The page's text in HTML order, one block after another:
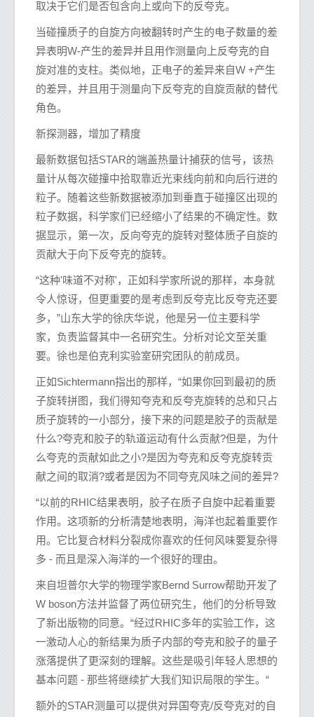
取决于它们是否包含向上或向下的反夸克。
当碰撞质子的自旋方向被翻转时产生的电子数量的差
异表明W-产生的差异并且用作测量向上反夸克的自
旋对准的支柱。类似地，正电子的差异来自W +产生
的差异，并且用于测量向下反夸克的自旋贡献的替代
角色。
新探测器，增加了精度
最新数据包括STAR的端盖热量计捕获的信号，该热
量计从每次碰撞中拾取靠近光束线向前和向后行进的
粒子。随着这些新数据被添加到垂直于碰撞区出现的
粒子数据，科学家们已经缩小了结果的不确定性。数
据显示，第一次，反向夸克的旋转对整体质子自旋的
贡献大于向下反夸克的旋转。
“这种'味道不对称'，正如科学家所说的那样，本身就
令人惊讶，但更重要的是考虑到反夸克比反夸克还要
多，”山东大学的徐庆华说，他是另一位主要科学
家，负责监督其中一名研究生。分析对论文至关重
要。徐也是伯克利实验室研究团队的前成员。
正如Sichtermann指出的那样，“如果你回到最初的质
子旋转拼图，我们得知夸克和反夸克旋转的总和只占
质子旋转的一小部分，接下来的问题是胶子的贡献是
什么?夸克和胶子的轨道运动有什么贡献?但是，为什
么夸克的贡献如此之小?是因为夸克和反夸克旋转贡
献之间的取消?或者是因为不同夸克风味之间的差异?
“以前的RHIC结果表明，胶子在质子自旋中起着重要
作用。这项新的分析清楚地表明，海洋也起着重要作
用。它比复合材料分裂成你喜欢的任何风味要复杂得
多 - 而且是深入海洋的一个很好的理由。
来自坦普尔大学的物理学家Bernd Surrow帮助开发了
W boson方法并监督了两位研究生，他们的分析导致
了新出版物的同意。“经过RHIC多年的实验工作，这
一激动人心的新结果为质子内部的夸克和胶子的量子
涨落提供了更深刻的理解。这些是吸引年轻人思想的
基本问题 - 那些将继续扩大我们知识局限的学生。“
额外的STAR测量可以提供对异国夸克/反夸克对的自